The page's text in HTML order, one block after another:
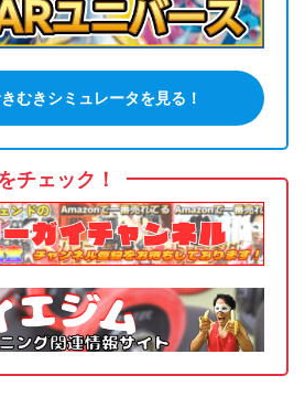
むきシミュレータを見る！
チェック！